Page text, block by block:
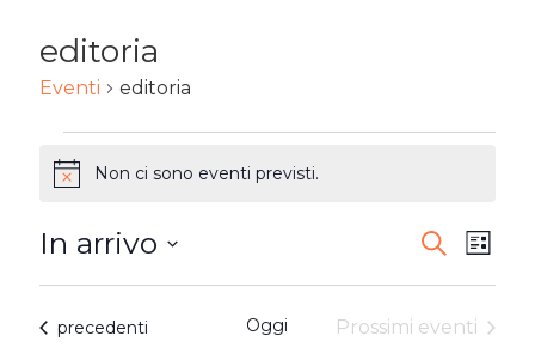
editoria
Eventi editoria
EVENTI
NoticeNon ci sono eventi previsti.
EVENTI
E
CercaLista
In arrivo
Seleziona
la Eventi
precedenti Oggi Prossimi eventi